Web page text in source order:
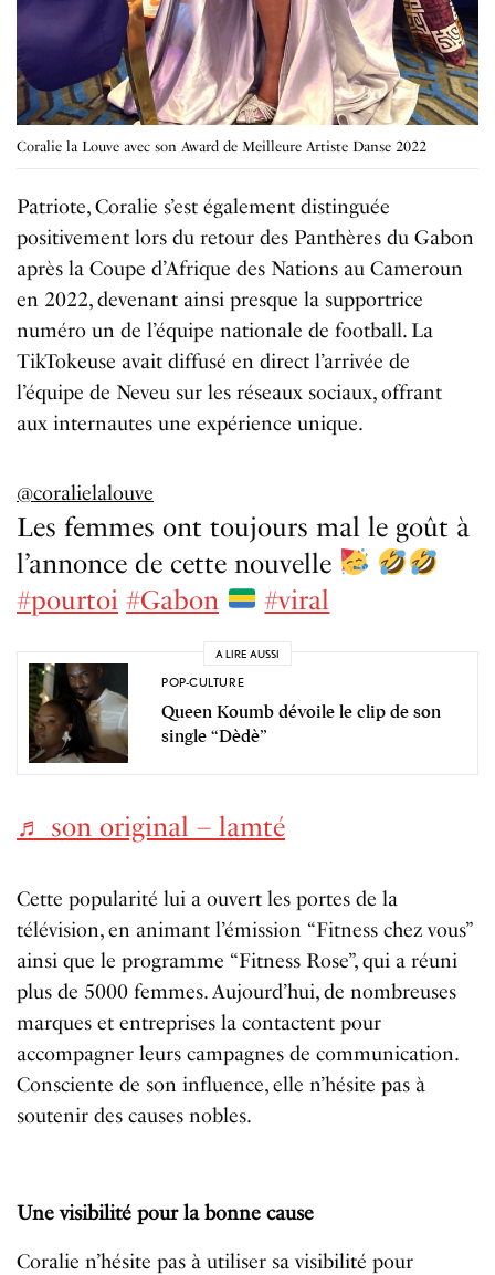
Coralie la Louve avec son Award de Meilleure Artiste Danse 2022
Patriote, Coralie s’est également distinguée
positivement lors du retour des Panthères du Gabon
après la Coupe d’Afrique des Nations au Cameroun
en 2022, devenant ainsi presque la supportrice
numéro un de l’équipe nationale de football. La
TikTokeuse avait diffusé en direct l’arrivée de
l’équipe de Neveu sur les réseaux sociaux, offrant
aux internautes une expérience unique.
@coralielalouve
Les femmes ont toujours mal le goût à
l’annonce de cette nouvelle
#pourtoi #Gabon #viral
A LIRE AUSSI
POP-CULTURE
Queen Koumb dévoile le clip de son
single “Dèdè”
♬ son original – lamté
Cette popularité lui a ouvert les portes de la
télévision, en animant l’émission “Fitness chez vous”
ainsi que le programme “Fitness Rose”, qui a réuni
plus de 5000 femmes. Aujourd’hui, de nombreuses
marques et entreprises la contactent pour
accompagner leurs campagnes de communication.
Consciente de son influence, elle n’hésite pas à
soutenir des causes nobles.
Une visibilité pour la bonne cause
Coralie n’hésite pas à utiliser sa visibilité pour